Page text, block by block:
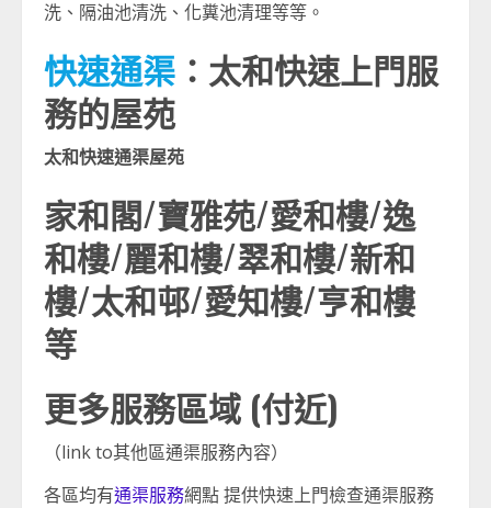
洗、隔油池清洗、化糞池清理等等。
快速通渠 ：太和快速上門服
務的屋苑
太和快速通渠屋苑
家和閣/寶雅苑/愛和樓/逸
和樓/麗和樓/翠和樓/新和
樓/太和邨/愛知樓/亨和樓
等
更多服務區域 (付近)
（link to其他區通渠服務內容）
各區均有通渠服務網點 提供快速上門檢查通渠服務